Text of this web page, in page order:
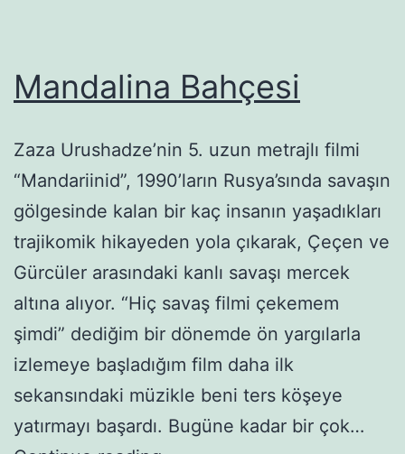
Mandalina Bahçesi
Zaza Urushadze’nin 5. uzun metrajlı filmi
“Mandariinid”, 1990’ların Rusya’sında savaşın
gölgesinde kalan bir kaç insanın yaşadıkları
trajikomik hikayeden yola çıkarak, Çeçen ve
Gürcüler arasındaki kanlı savaşı mercek
altına alıyor. “Hiç savaş filmi çekemem
şimdi” dediğim bir dönemde ön yargılarla
izlemeye başladığım film daha ilk
sekansındaki müzikle beni ters köşeye
yatırmayı başardı. Bugüne kadar bir çok…